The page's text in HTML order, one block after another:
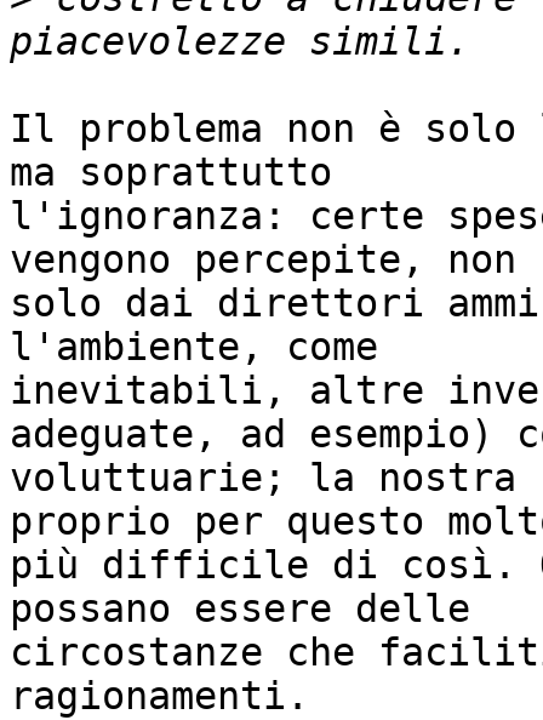
Il problema non è
ma soprattutto
l'ignoranza: certe
vengono percepite, non
solo dai direttori
l'ambiente, come
inevitabili, altre
adeguate, ad esempio)
voluttuarie; la nostra
proprio per questo
più difficile di così.
possano essere delle
circostanze che
ragionamenti.